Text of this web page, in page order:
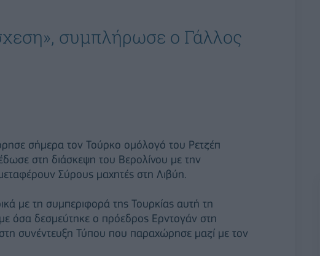
συμπλήρωσε ο Γάλλος
σήμερα τον Τούρκο ομόλογό του Ρετζέπ
στη διάσκεψη του Βερολίνου με την
Σύρους μαχητές στη Λιβύη.
με τη συμπεριφορά της Τουρκίας αυτή τη
όσα δεσμεύτηκε ο πρόεδρος Ερντογάν στη
συνέντευξη Τύπου που παραχώρησε μαζί με τον